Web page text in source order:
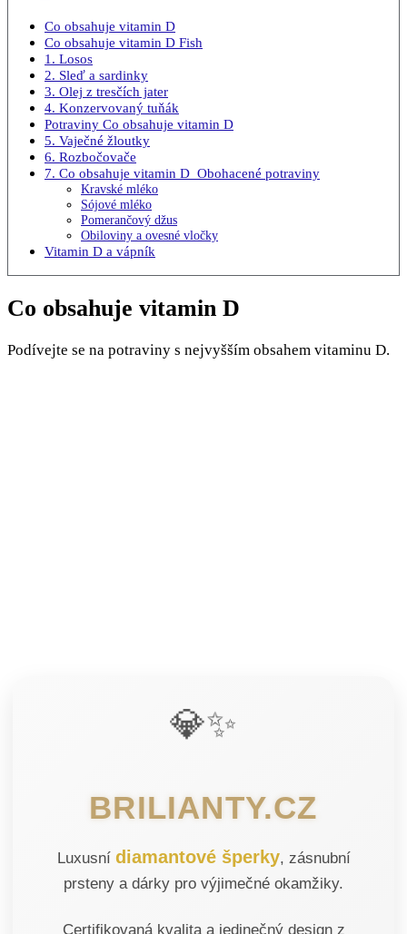
Co obsahuje vitamin D
Co obsahuje vitamin D Fish
1. Losos
2. Sleď a sardinky
3. Olej z tresčích jater
4. Konzervovaný tuňák
Potraviny Co obsahuje vitamin D
5. Vaječné žloutky
6. Rozbočovače
7. Co obsahuje vitamin D Obohacené potraviny
Kravské mléko
Sójové mléko
Pomerančový džus
Obiloviny a ovesné vločky
Vitamin D a vápník
Co obsahuje vitamin D
Podívejte se na potraviny s nejvyšším obsahem vitaminu D.
💎✨
BRILIANTY.CZ
Luxusní diamantové šperky, zásnubní
prsteny a dárky pro výjimečné okamžiky.
Certifikovaná kvalita a jedinečný design z